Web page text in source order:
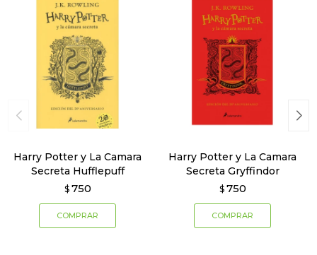
Harry Potter y La Camara
Secreta Hufflepuff
$ 750
Harry Potter y La Camara
Secreta Gryffindor
$ 750